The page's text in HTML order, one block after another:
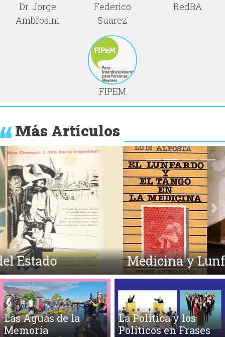
Dr. Jorge
Ambrosini
Federico
Suarez
RedBA
FIPEM
Más Artículos
Medicina y Lunfardo
Anterior
Las Aguas de la
Memoria
La Política y los
Políticos en Frases